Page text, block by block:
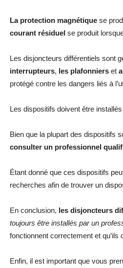
La protection magnétique se
courant résiduel se produit
Les disjoncteurs différentiels sont
interrupteurs, les plafonniers et
protégé contre les dangers liés à
Les dispositifs doivent être
Bien que la plupart des dispositifs
consulter un professionnel
Étant donné que ces dispositifs
recherches afin de trouver un
En conclusion, les disjoncteurs
toujours être installés par un
fonctionnent correctement et
Enfin, il est important que vous